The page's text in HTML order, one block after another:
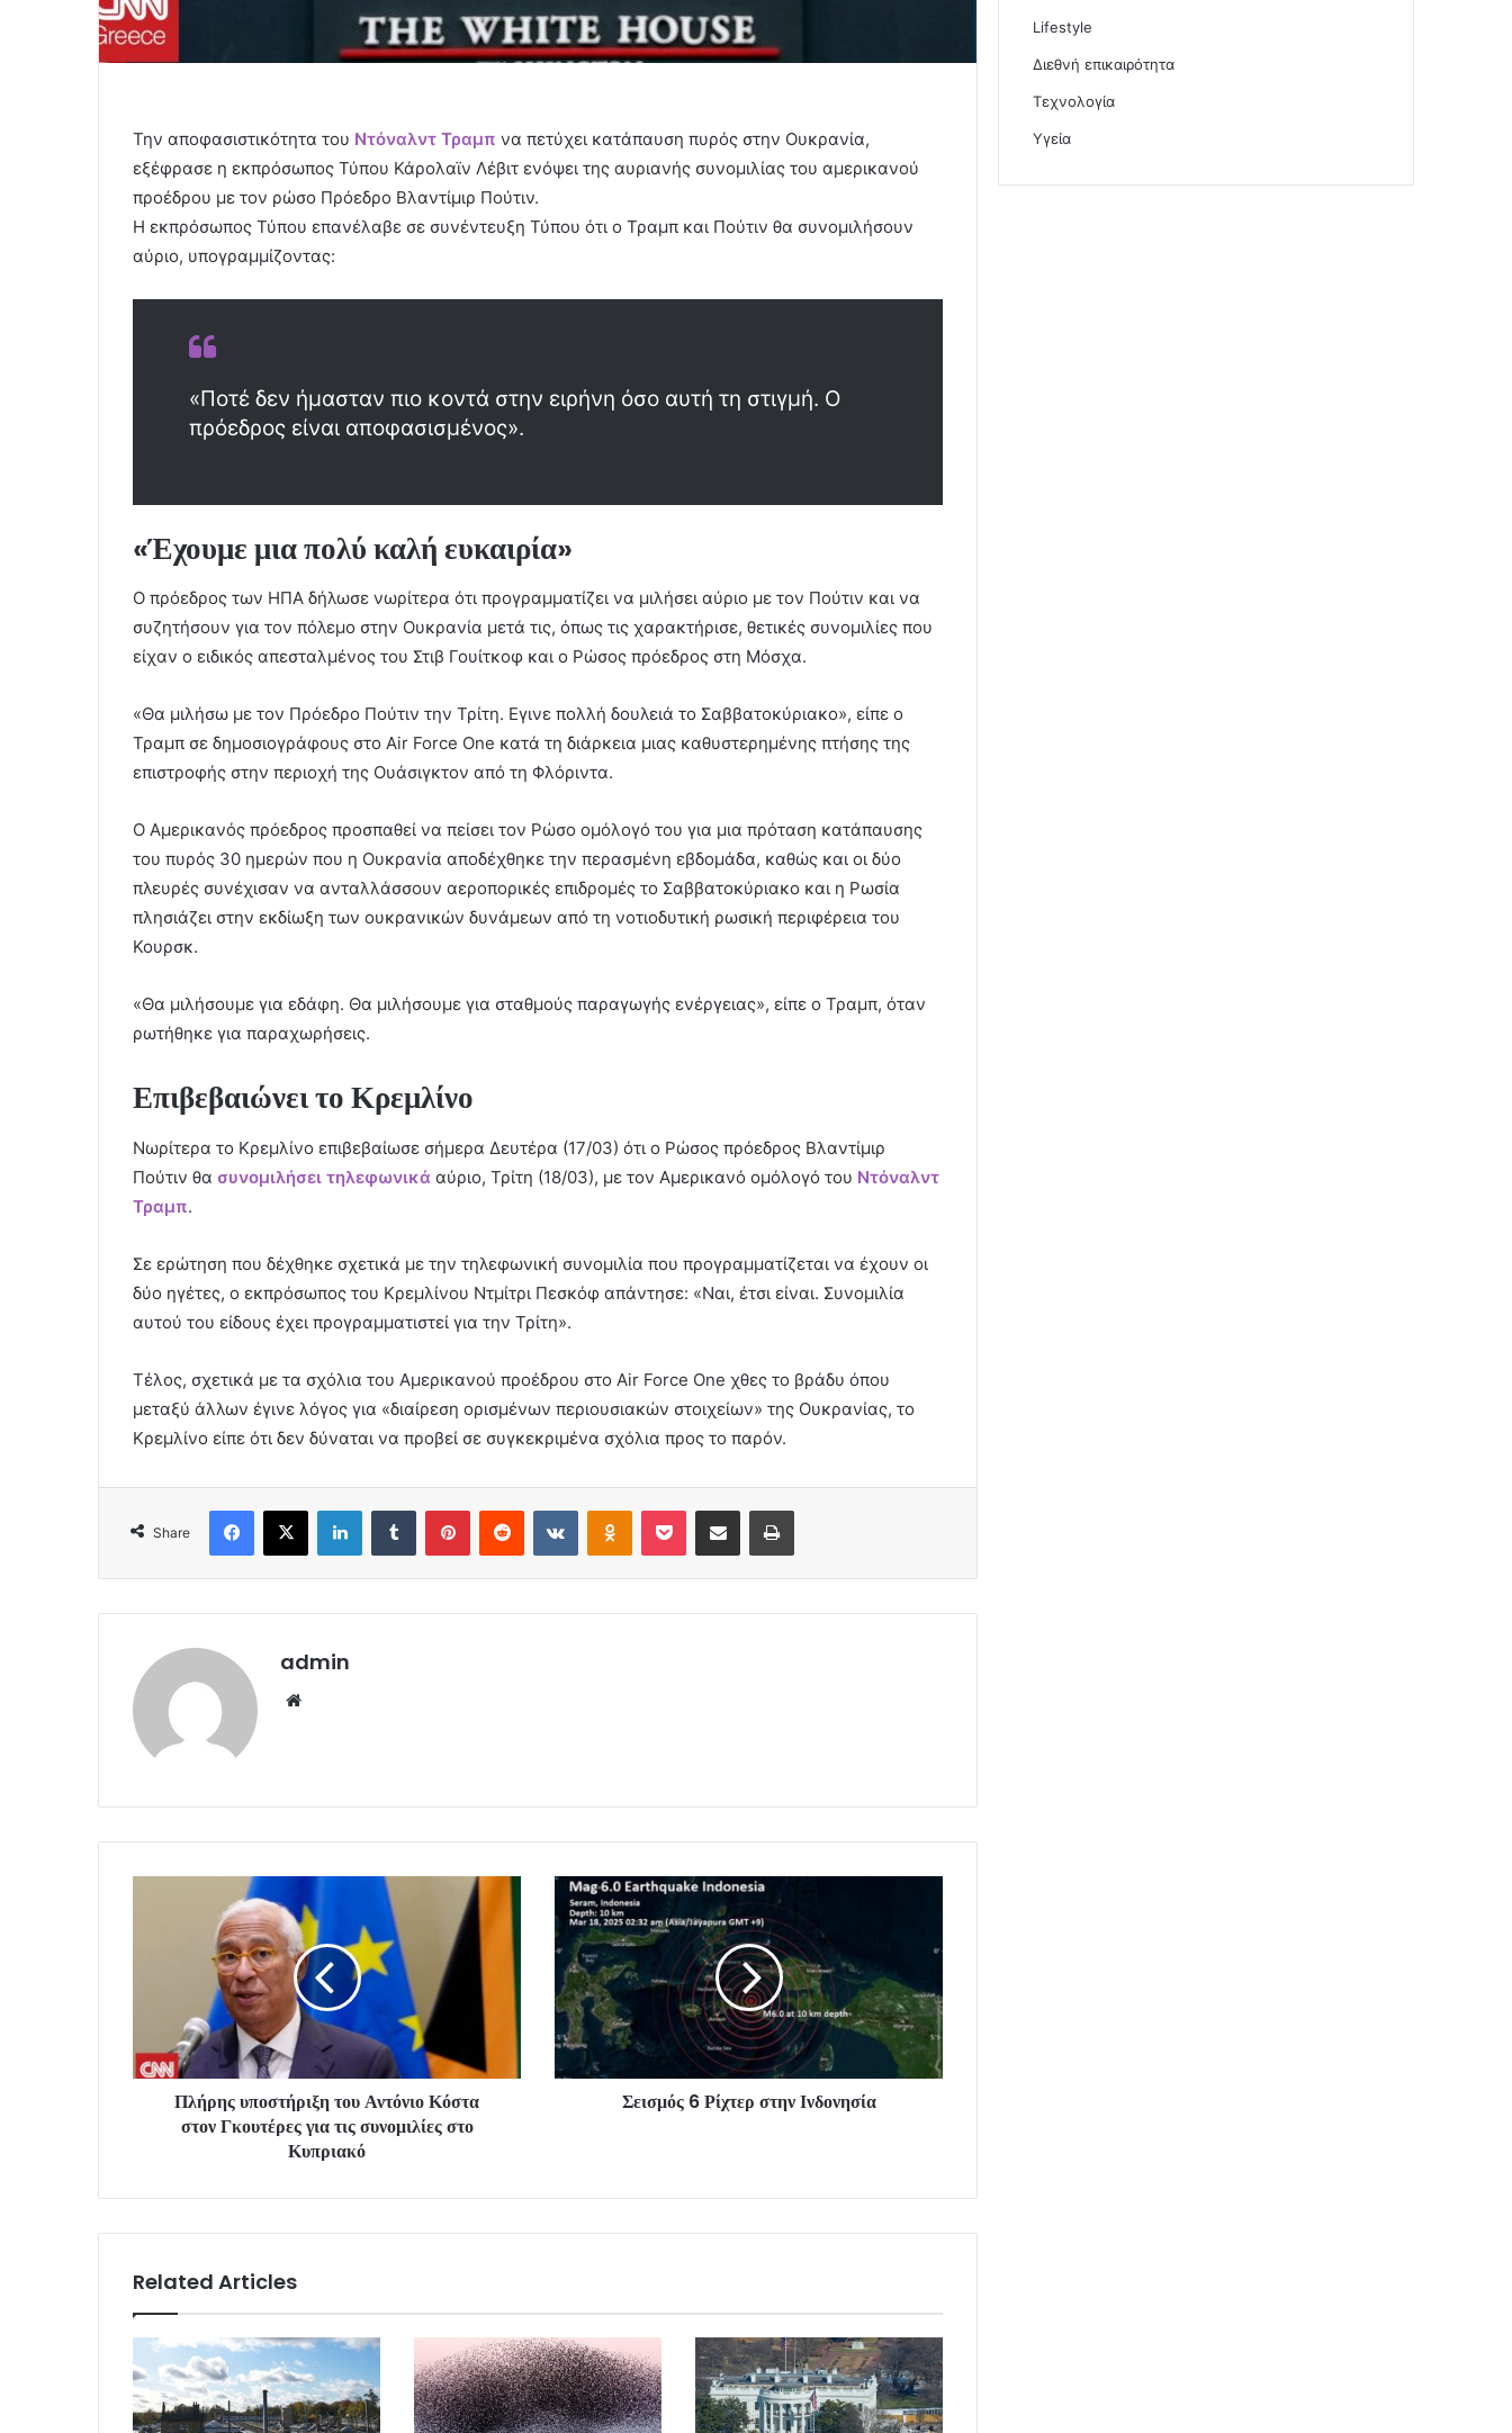
Την αποφασιστικότητα του Ντόναλντ Τραμπ να πετύχει κατάπαυση πυρός στην Ουκρανία,
εξέφρασε η εκπρόσωπος Τύπου Κάρολαϊν Λέβιτ ενόψει της αυριανής συνομιλίας του αμερικανού
προέδρου με τον ρώσο Πρόεδρο Βλαντίμιρ Πούτιν.
Η εκπρόσωπος Τύπου επανέλαβε σε συνέντευξη Τύπου ότι ο Τραμπ και Πούτιν θα συνομιλήσουν
αύριο, υπογραμμίζοντας:
«Ποτέ δεν ήμασταν πιο κοντά στην ειρήνη όσο αυτή τη στιγμή. Ο
πρόεδρος είναι αποφασισμένος».
«Έχουμε μια πολύ καλή ευκαιρία»
Ο πρόεδρος των ΗΠΑ δήλωσε νωρίτερα ότι προγραμματίζει να μιλήσει αύριο με τον Πούτιν και να
συζητήσουν για τον πόλεμο στην Ουκρανία μετά τις, όπως τις χαρακτήρισε, θετικές συνομιλίες που
είχαν ο ειδικός απεσταλμένος του Στιβ Γουίτκοφ και ο Ρώσος πρόεδρος στη Μόσχα.
«Θα μιλήσω με τον Πρόεδρο Πούτιν την Τρίτη. Εγινε πολλή δουλειά το Σαββατοκύριακο», είπε ο
Τραμπ σε δημοσιογράφους στο Air Force One κατά τη διάρκεια μιας καθυστερημένης πτήσης της
επιστροφής στην περιοχή της Ουάσιγκτον από τη Φλόριντα.
Ο Αμερικανός πρόεδρος προσπαθεί να πείσει τον Ρώσο ομόλογό του για μια πρόταση κατάπαυσης
του πυρός 30 ημερών που η Ουκρανία αποδέχθηκε την περασμένη εβδομάδα, καθώς και οι δύο
πλευρές συνέχισαν να ανταλλάσσουν αεροπορικές επιδρομές το Σαββατοκύριακο και η Ρωσία
πλησιάζει στην εκδίωξη των ουκρανικών δυνάμεων από τη νοτιοδυτική ρωσική περιφέρεια του
Κουρσκ.
«Θα μιλήσουμε για εδάφη. Θα μιλήσουμε για σταθμούς παραγωγής ενέργειας», είπε ο Τραμπ, όταν
ρωτήθηκε για παραχωρήσεις.
Επιβεβαιώνει το Κρεμλίνο
Νωρίτερα το Κρεμλίνο επιβεβαίωσε σήμερα Δευτέρα (17/03) ότι ο Ρώσος πρόεδρος Βλαντίμιρ
Πούτιν θα συνομιλήσει τηλεφωνικά αύριο, Τρίτη (18/03), με τον Αμερικανό ομόλογό του Ντόναλντ
Τραμπ.
Σε ερώτηση που δέχθηκε σχετικά με την τηλεφωνική συνομιλία που προγραμματίζεται να έχουν οι
δύο ηγέτες, ο εκπρόσωπος του Κρεμλίνου Ντμίτρι Πεσκόφ απάντησε: «Ναι, έτσι είναι. Συνομιλία
αυτού του είδους έχει προγραμματιστεί για την Τρίτη».
Τέλος, σχετικά με τα σχόλια του Αμερικανού προέδρου στο Air Force One χθες το βράδυ όπου
μεταξύ άλλων έγινε λόγος για «διαίρεση ορισμένων περιουσιακών στοιχείων» της Ουκρανίας, το
Κρεμλίνο είπε ότι δεν δύναται να προβεί σε συγκεκριμένα σχόλια προς το παρόν.
Share
Facebook
X LinkedInTumblr PinterestReddit VKontakteOdnoklassniki
Pocket Share via Email Print
admin
Πλήρης υποστήριξη του Αντόνιο Κόστα
στον Γκουτέρες για τις συνομιλίες στο
Κυπριακό
Σεισμός 6 Ρίχτερ στην Ινδονησία
Related Articles
Lifestyle
Διεθνή επικαιρότητα
Τεχνολογία
Υγεία